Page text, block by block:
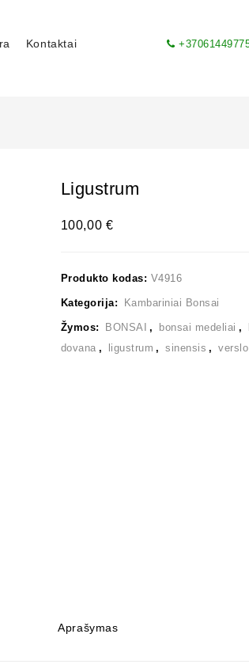
Kontaktai
Ligustrum
100,00 €
Produkto kodas: V4916
Kategorija: Kambariniai Bonsai
Žymos: BONSAI , bonsai medeliai ,
dovana , ligustrum , sinensis ,
Aprašymas